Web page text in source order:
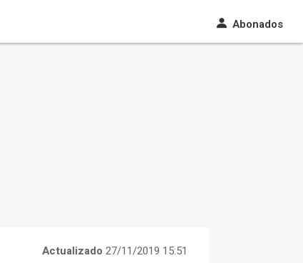
Abonados
Actualizado 27/11/2019 15:51